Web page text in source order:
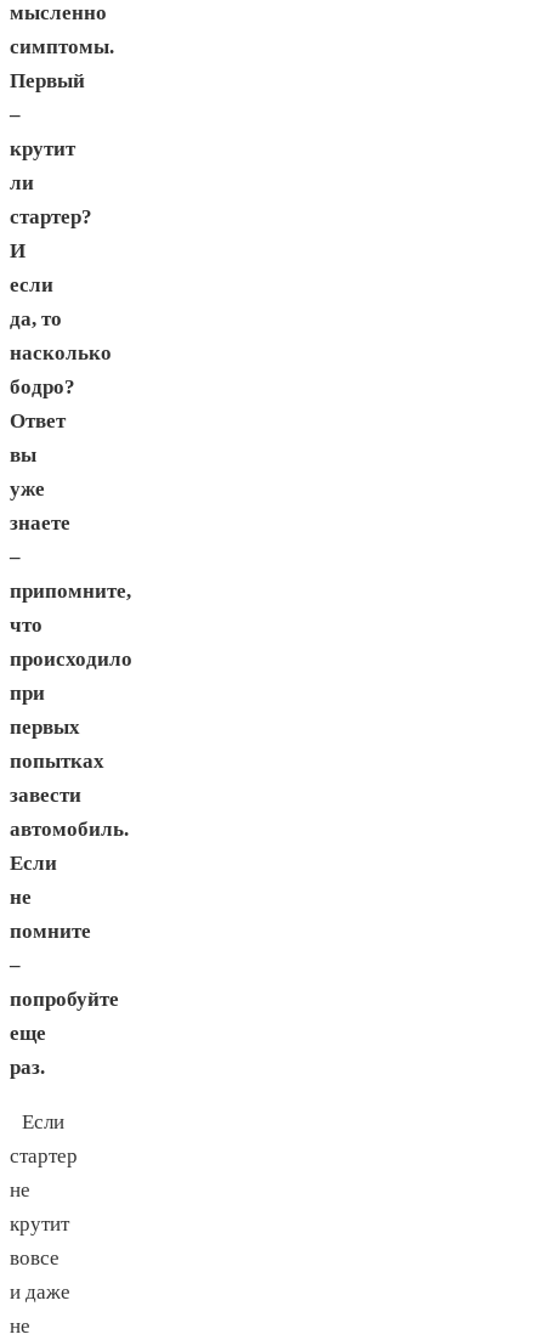
мысленно
симптомы.
Первый
–
крутит
ли
стартер?
И
если
да, то
насколько
бодро?
Ответ
вы
уже
знаете
–
припомните,
что
происходило
при
первых
попытках
завести
автомобиль.
Если
не
помните
–
попробуйте
еще
раз.
Если
стартер
не
крутит
вовсе
и даже
не